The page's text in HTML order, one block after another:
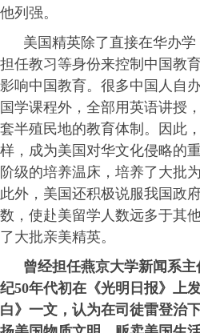
他列强。
美国精英除了直接在华办
担任教习等身份来控制中国教
影响中国教育。很多中国人自
国学课程外，全部用英语讲授
套半殖民地的教育体制。因此
样，成为美国对华文化侵略的
阶级的培养温床，培养了大批
此外，美国还积极说服我国政
数，使赴美留学人数远多于其
了大批亲美精英。
曾经担任燕京大学新闻系
纪50年代初在《光明日报》上
白》一文，认为在司徒雷登治